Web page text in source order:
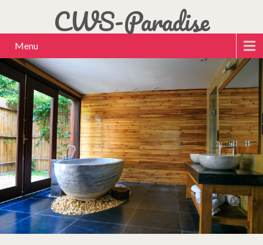
CWS-Paradise
Menu